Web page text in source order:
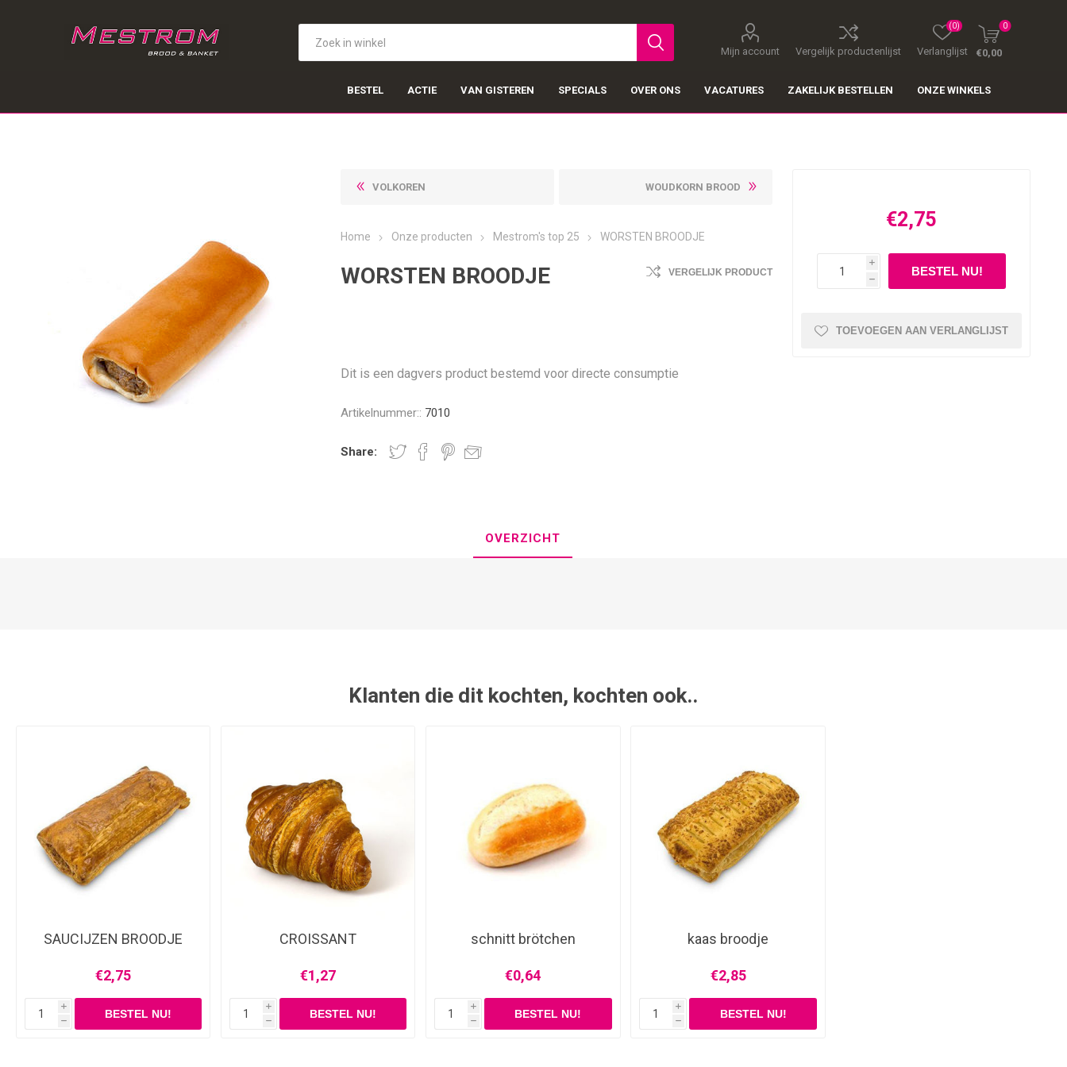
Mijn account Vergelijk productenlijst Verlanglijst
(0) 0
€0,00
BESTEL ACTIE VAN GISTEREN SPECIALS OVER ONS VACATURES ZAKELIJK BESTELLEN ONZE WINKELS
VOLKOREN WOUDKORN BROOD
Home Onze producten Mestrom's top 25 WORSTEN BROODJE
WORSTEN BROODJE VERGELIJK PRODUCT
Dit is een dagvers product bestemd voor directe consumptie
Artikelnummer:: 7010
Share:
€2,75
i
h
TOEVOEGEN AAN VERLANGLIJST
OVERZICHT
Klanten die dit kochten, kochten ook..
SAUCIJZEN BROODJE
€2,75
i
h
CROISSANT
€1,27
i
h
schnitt brötchen
€0,64
i
h
kaas broodje
€2,85
i
h